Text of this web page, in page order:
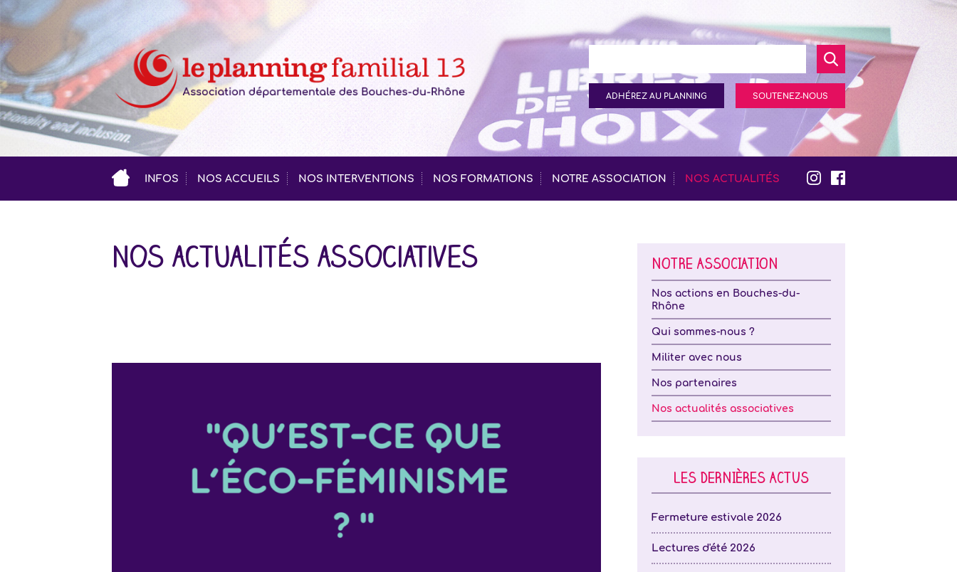
ADHÉREZ AU PLANNING SOUTENEZ-NOUS
INFOS NOS ACCUEILS NOS INTERVENTIONS NOS FORMATIONS NOTRE ASSOCIATION NOS ACTUALITÉS
Nos actualités associatives NOTRE ASSOCIATION
Nos actions en Bouches-du-
Rhône
Qui sommes-nous ?
Militer avec nous
Nos partenaires
Nos actualités associatives
LES DERNIÈRES ACTUS
Fermeture estivale 2026
Lectures d'été 2026